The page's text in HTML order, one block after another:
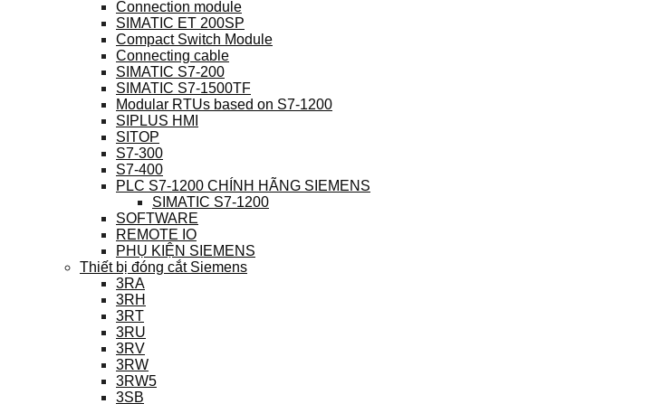
Connection module
SIMATIC ET 200SP
Compact Switch Module
Connecting cable
SIMATIC S7-200
SIMATIC S7-1500TF
Modular RTUs based on S7-1200
SIPLUS HMI
SITOP
S7-300
S7-400
PLC S7-1200 CHÍNH HÃNG SIEMENS
SIMATIC S7-1200
SOFTWARE
REMOTE IO
PHỤ KIỆN SIEMENS
Thiết bị đóng cắt Siemens
3RA
3RH
3RT
3RU
3RV
3RW
3RW5
3SB